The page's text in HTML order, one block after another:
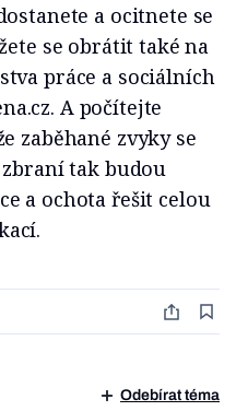
a ocitnete se
se obrátit také na
práce a sociálních
A počítejte
zaběhané zvyky se
tak budou
a ochota řešit celou
Odebírat téma